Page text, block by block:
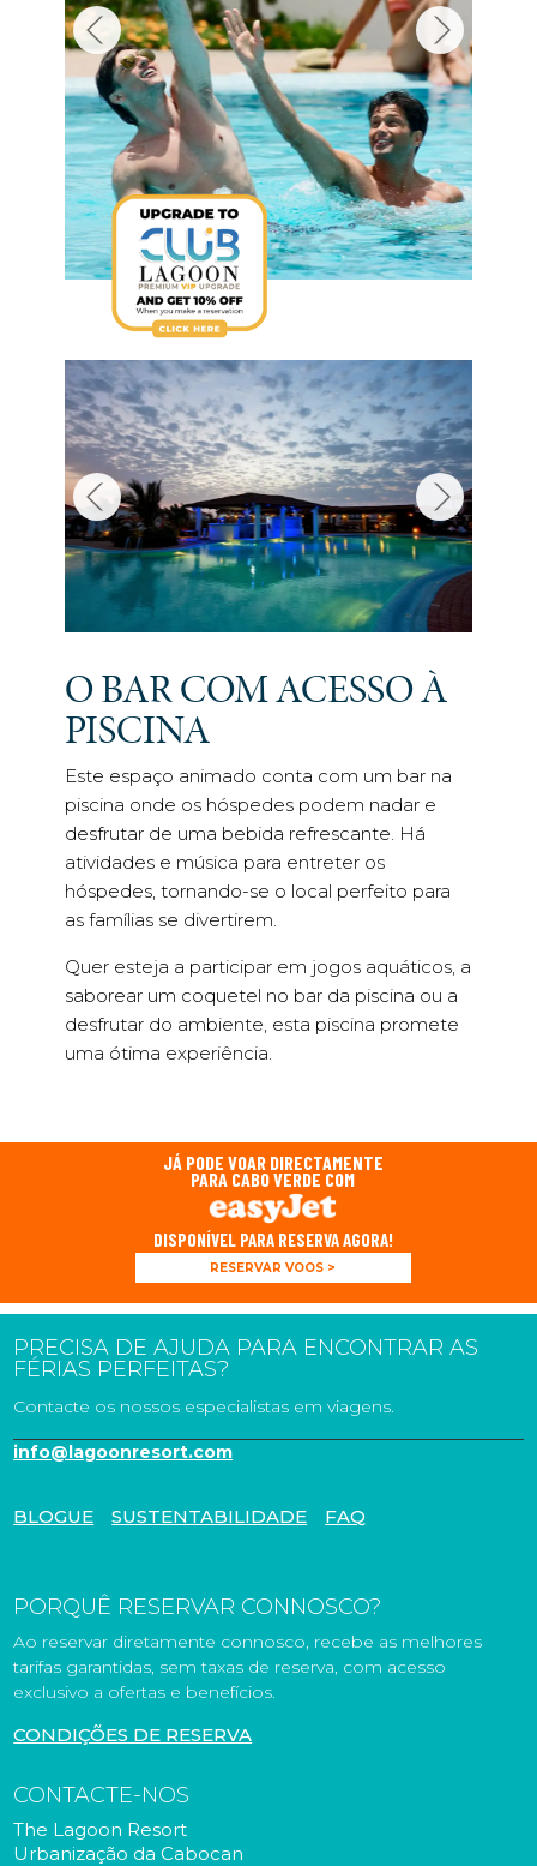
O BAR COM ACESSO À
PISCINA
Este espaço animado conta com um bar na
piscina onde os hóspedes podem nadar e
desfrutar de uma bebida refrescante. Há
atividades e música para entreter os
hóspedes, tornando-se o local perfeito para
as famílias se divertirem.
Quer esteja a participar em jogos aquáticos, a
saborear um coquetel no bar da piscina ou a
desfrutar do ambiente, esta piscina promete
uma ótima experiência.
JÁ PODE VOAR DIRECTAMENTE
PARA CABO VERDE COM
DISPONÍVEL PARA RESERVA AGORA!
RESERVAR VOOS >
PRECISA DE AJUDA PARA ENCONTRAR AS
FÉRIAS PERFEITAS?
Contacte os nossos especialistas em viagens.
info@lagoonresort.com
BLOGUE SUSTENTABILIDADE FAQ
PORQUÊ RESERVAR CONNOSCO?
Ao reservar diretamente connosco, recebe as melhores
tarifas garantidas, sem taxas de reserva, com acesso
exclusivo a ofertas e benefícios.
CONDIÇÕES DE RESERVA
CONTACTE-NOS
The Lagoon Resort
Urbanização da Cabocan